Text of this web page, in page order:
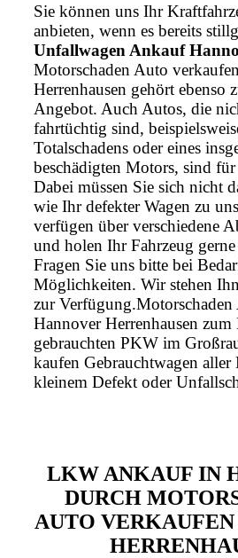
Sie können uns Ihr
anbieten, wenn es bereits
Unfallwagen Ankauf
Motorschaden Auto
Herrenhausen gehört ebenso
Angebot. Auch Autos, die
fahrtüchtig sind,
Totalschadens oder eines
beschädigten Motors, sind
Dabei müssen Sie sich nicht
wie Ihr defekter Wagen zu
verfügen über verschiedene
und holen Ihr Fahrzeug
Fragen Sie uns bitte bei
Möglichkeiten. Wir stehen
zur
Hannover Herrenhausen
gebrauchten PKW im
kaufen Gebrauchtwagen
kleinem Defekt oder
LKW ANKAUF IN
DURCH
AUTO